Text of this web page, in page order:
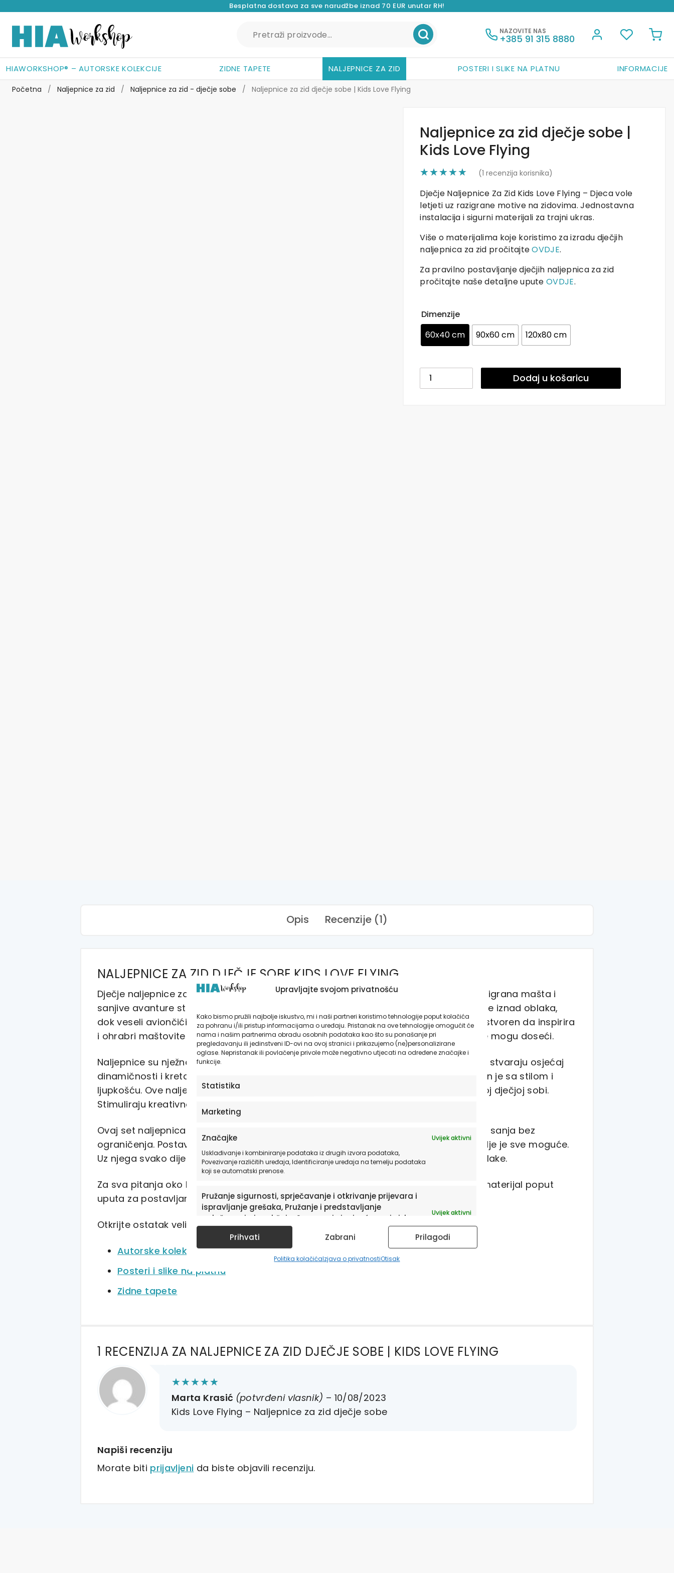
Upravljajte svojom privatnošću
Kako bismo pružili najbolje iskustvo, mi i naši partneri koristimo tehnologije poput kolačića
za pohranu i/ili pristup informacijama o uređaju. Pristanak na ove tehnologije omogućit će
nama i našim partnerima obradu osobnih podataka kao što su ponašanje pri
pregledavanju ili jedinstveni ID-ovi na ovoj stranici i prikazujemo (ne)personalizirane
oglase. Nepristanak ili povlačenje privole može negativno utjecati na određene značajke i
funkcije.
Statistika
Marketing
Značajke
Uvijek aktivni
Usklađivanje i kombiniranje podataka iz drugih izvora podataka,
Povezivanje različitih uređaja, Identificiranje uređaja na temelju podataka
koji se automatski prenose.
Pružanje sigurnosti, sprječavanje i otkrivanje prijevara i
ispravljanje grešaka, Pružanje i predstavljanje
oglašavanja i sadržaja, Spremanje i priopćavanje izbora
u pogledu privatnosti.
Uvijek aktivni
Prihvati Zabrani Prilagodi
Politika kolačićaIzjava o privatnostiOtisak
Besplatna dostava za sve narudžbe iznad 70 EUR unutar RH!
HIAWORKSHOP® – AUTORSKE KOLEKCIJE ZIDNE TAPETE NALJEPNICE ZA ZID POSTERI I SLIKE NA PLATNU INFORMACIJE
NAZOVITE NAS
+385 91 315 8880
Preskoči
na
navigaciju
Skoči
do
sadržaja
Početna / Naljepnice za zid / Naljepnice za zid - dječje sobe / Naljepnice za zid dječje sobe | Kids Love Flying
Naljepnice za zid dječje sobe |
Kids Love Flying
(1 recenzija korisnika)
Dječje Naljepnice Za Zid Kids Love Flying – Djeca vole
letjeti uz razigrane motive na zidovima. Jednostavna
instalacija i sigurni materijali za trajni ukras.
Više o materijalima koje koristimo za izradu dječjih
naljepnica za zid pročitajteOVDJE.
Za pravilno postavljanje dječjih naljepnica za zid
pročitajte naše detaljne uputeOVDJE.
Dimenzije
60x40 cm
90x60 cm 120x80 cm
Naljepnice
za
Dodaj u košaricu
Opis Recenzije (1)
NALJEPNICE ZA ZID DJEČJE SOBE KIDS LOVE FLYING
Dječje naljepnice za zid Kids Love Flying odnose nas u visine plavog neba gdje se razigrana mašta i
sanjive avanture stapaju. Na svijetlom nebeskom platnu, baloni i zračni brodovi lebde iznad oblaka,
dok veseli aviončići odvažno krstare prostranstvima iznad dječjih glava. Ovaj set je stvoren da inspirira
i ohrabri maštovite igre te da potakne mlade umove na razmišljanje o visinama koje mogu doseći.
Naljepnice su nježno ilustrirane, sa pažnjom posvećenom detaljima. Privlače pažnju i stvaraju osjećaj
dinamičnosti i kretanja. Svaki element, od zračnog balona do zračnog broda, izrađen je sa stilom i
ljupkošću. Ove naljepnice pružaju osjećaj avanture i slobode. Savršen dodatak svakoj dječjoj sobi.
Stimuliraju kreativnost i sanjarenje o putovanjima u neistražene svjetove.
Ovaj set naljepnica je više od običnog ukrasa. On je poziv na avanturu, poticaj da se sanja bez
ograničenja. Postavljen na zid, stvara bezvremenski ugođaj i otvara vrata u svijet gdje je sve moguće.
Uz njega svako dijete može poletjeti svojom maštom, dotaknuti zvijezde i istražiti oblake.
Za sva pitanja oko HIA Workshop naljepnica, postera i tapeta te uz ostali pomoćni materijal poput
uputa za postavljanje i usporedbu veličine setova, klikniteovdje!
Otkrijte ostatak velike ponude jedinstvenih proizvoda u HIA Workshopu!
Autorske kolekcije naljepnica
Posteri i slike na platnu
Zidne tapete
1 RECENZIJA ZA NALJEPNICE ZA ZID DJEČJE SOBE | KIDS LOVE FLYING
Marta Krasić (potvrđeni vlasnik) – 10/08/2023
Kids Love Flying – Naljepnice za zid dječje sobe
Napiši recenziju
Morate biti prijavljeni da biste objavili recenziju.